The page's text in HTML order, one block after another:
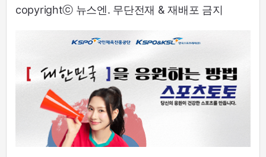
copyrightⓒ 뉴스엔. 무단전재 & 재배포 금지